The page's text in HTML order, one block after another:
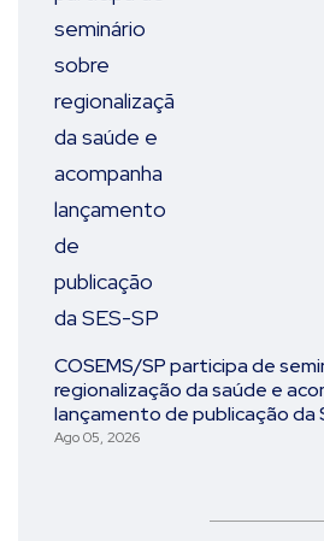
COSEMS/SP participa de
regionalização da saúde e
lançamento de publicação da
Ago 05, 2026